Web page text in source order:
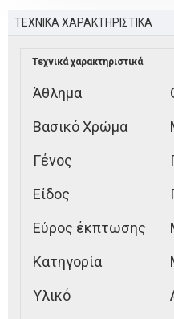
ΤΕΧΝΙΚΑ ΧΑΡΑΚΤΗΡΙΣΤΙΚΑ
Τεχνικά χαρακτηριστικά
Άθλημα
Βασικό Χρώμα
Γένος
Είδος
Εύρος έκπτωσης
Κατηγορία
Υλικό